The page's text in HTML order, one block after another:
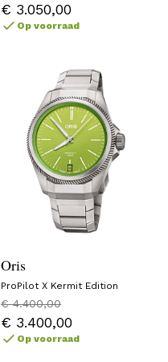
€ 3.050,00
Op voorraad
Oris
ProPilot X Kermit Edition
€ 4.400,00
€ 3.400,00
Op voorraad